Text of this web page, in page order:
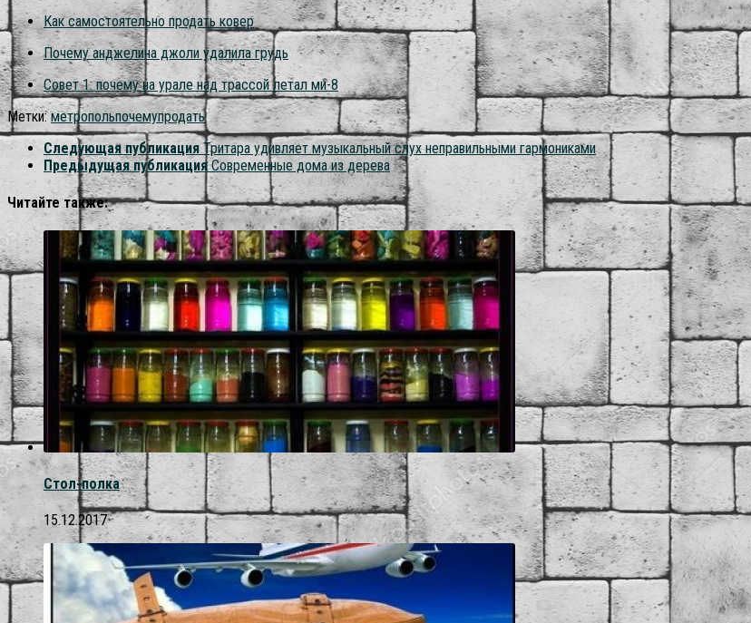
Как самостоятельно продать ковер
Почему анджелина джоли удалила грудь
Совет 1: почему на урале над трассой летал ми-8
Метки: метропольпочемупродать
Следующая публикация Тритара удивляет музыкальный слух неправильными гармониками
Предыдущая публикация Современные дома из дерева
Читайте также:
Стол-полка
15.12.2017